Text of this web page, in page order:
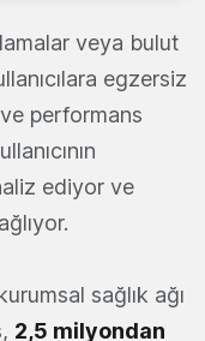
veya bulut
egzersiz
performans
ediyor ve
sağlık ağı
2,5 milyondan